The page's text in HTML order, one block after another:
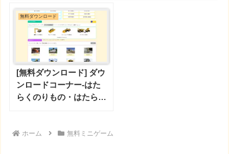
無料ダウンロード
[無料ダウンロード] ダウ
ンロードコーナー-はた
らくのりもの・はたらく
ホーム 無料ミニゲーム